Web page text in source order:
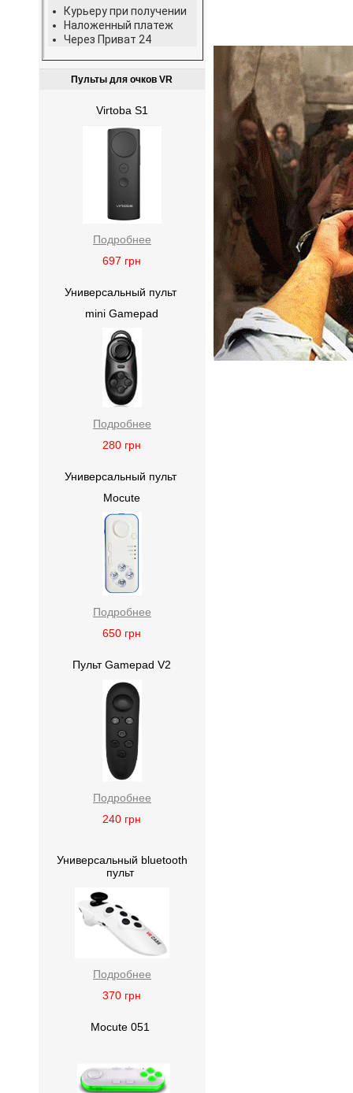
Курьеру при получении
Наложенный платеж
Через Приват 24
Пульты для очков VR
Virtoba S1
Подробнее
697 грн
Универсальный пульт
mini Gamepad
Подробнее
280 грн
Универсальный пульт
Mocute
Подробнее
650 грн
Пульт Gamepad V2
Подробнее
240 грн
Универсальный bluetooth
пульт
Подробнее
370 грн
Mocute 051